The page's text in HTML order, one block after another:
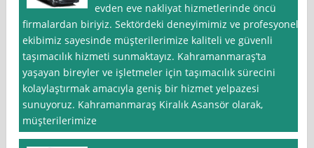
evden eve nakliyat hizmetlerinde öncü
firmalardan biriyiz. Sektördeki deneyimimiz ve profesyonel
ekibimiz sayesinde müşterilerimize kaliteli ve güvenli
taşımacılık hizmeti sunmaktayız. Kahramanmaraş’ta
yaşayan bireyler ve işletmeler için taşımacılık sürecini
kolaylaştırmak amacıyla geniş bir hizmet yelpazesi
sunuyoruz. Kahramanmaraş Kiralık Asansör olarak,
müşterilerimize